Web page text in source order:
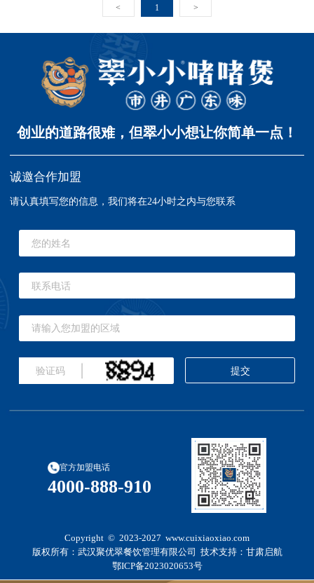
< 1 >
创业的道路很难，但翠小小想让你简单一点！
诚邀合作加盟
请认真填写您的信息，我们将在24小时之内与您联系
官方加盟电话
4000-888-910
Copyright © 2023-2027 www.cuixiaoxiao.com
版权所有：武汉聚优翠餐饮管理有限公司 技术支持： 甘肃启航
鄂ICP备2023020653号